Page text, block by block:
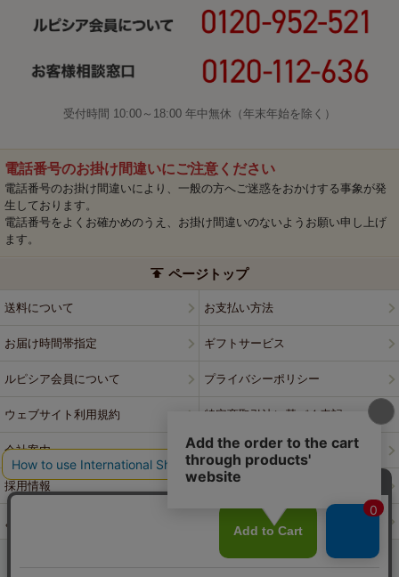
受付時間 10:00～18:00 年中無休（年末年始を除く）
電話番号のお掛け間違いにご注意ください
電話番号のお掛け間違いにより、一般の方へご迷惑をおかけする事象が発
生しております。
電話番号をよくお確かめのうえ、お掛け間違いのないようお願い申し上げ
ます。
ページトップ
送料について お支払い方法
お届け時間帯指定 ギフトサービス
ルピシア会員について プライバシーポリシー
ウェブサイト利用規約 特定商取引法に基づく表記
会社案内 店舗案内
採用情報 ルピシアブランド
よくある質問 お問い合わせ
PCサイトはこちら